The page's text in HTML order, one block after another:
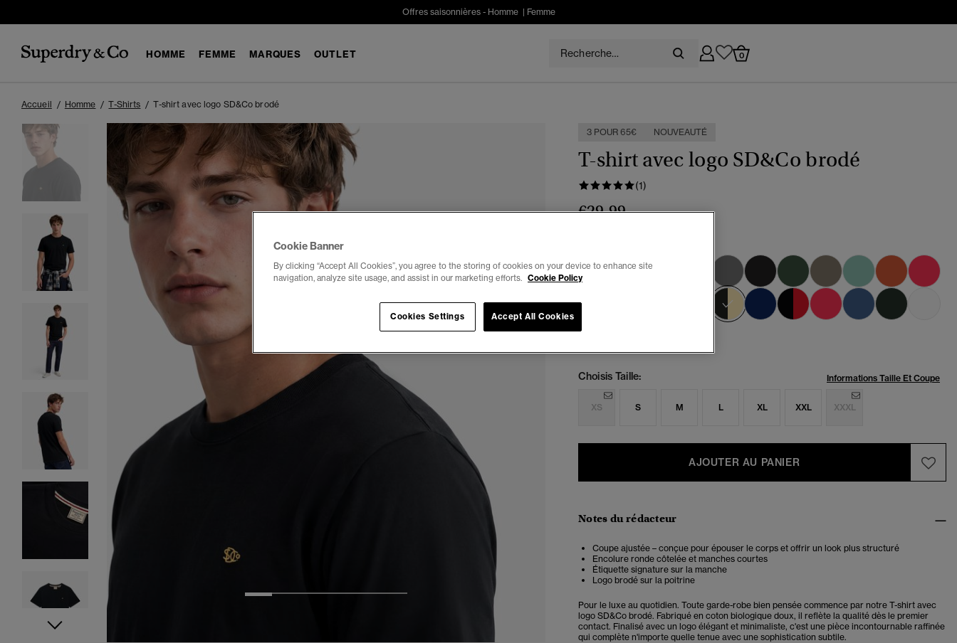
Offres saisonnières - Homme| Femme
HOMME FEMME MARQUES OUTLET 0
Accueil Homme T-Shirts T-shirt avec logo SD&Co brodé
3 POUR 65€ NOUVEAUTÉ
T-shirt avec logo SD&Co brodé
(1)
€29.99
sélectionné
Choisis Taille: Informations Taille Et Coupe
XS S M L XL XXL XXXL
AJOUTER AU PANIER
Notes du rédacteur
Coupe ajustée – conçue pour épouser le corps et offrir un look plus structuré
Encolure ronde côtelée et manches courtes
Étiquette signature sur la manche
Logo brodé sur la poitrine
Pour le luxe au quotidien. Toute garde-robe bien pensée commence par notre T-shirt avec
logo SD&Co brodé. Fabriqué en coton biologique doux, il reflète la qualité dès le premier
contact. Finalisé avec un logo élégant et minimaliste, c'est une pièce incontournable raffinée
qui complète n'importe quelle tenue avec une sophistication subtile.
Cookie Banner
By clicking “Accept All Cookies”, you agree to the storing of cookies on your device to enhance site
navigation, analyze site usage, and assist in our marketing efforts. Cookie Policy
Cookies Settings Accept All Cookies